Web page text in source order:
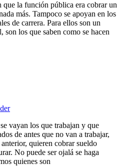
que la función pública era cobrar un
más. Tampoco se apoyan en los
de carrera. Para ellos son un
son los que saben como se hacen
vayan los que trabajan y que
de antes que no van a trabajar,
quieren cobrar sueldo
No puede ser ojalá se haga
quienes son